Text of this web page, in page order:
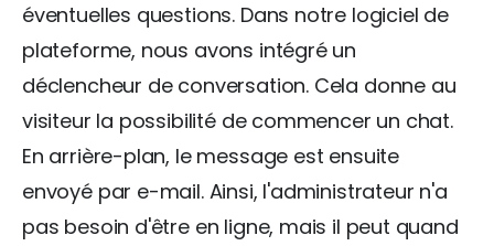
éventuelles questions. Dans notre logiciel de
plateforme, nous avons intégré un
déclencheur de conversation. Cela donne au
visiteur la possibilité de commencer un chat.
En arrière-plan, le message est ensuite
envoyé par e-mail. Ainsi, l'administrateur n'a
pas besoin d'être en ligne, mais il peut quand